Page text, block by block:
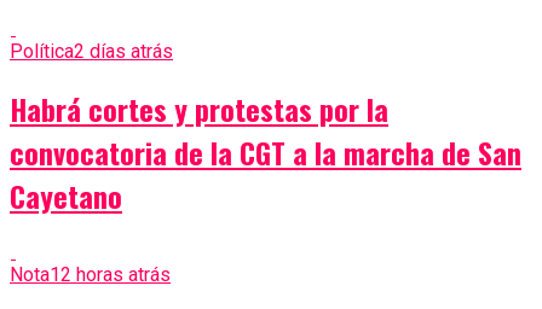
Política2 días atrás
Habrá cortes y protestas por la
convocatoria de la CGT a la marcha de San
Cayetano
Nota12 horas atrás